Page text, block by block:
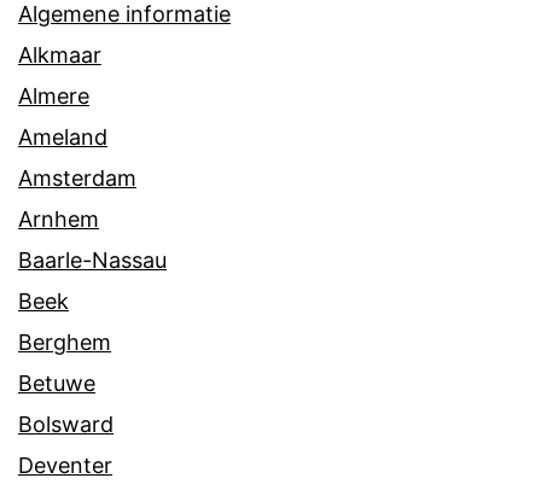
Algemene informatie
Alkmaar
Almere
Ameland
Amsterdam
Arnhem
Baarle-Nassau
Beek
Berghem
Betuwe
Bolsward
Deventer